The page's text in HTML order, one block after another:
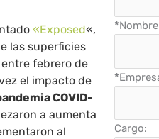
«Exposed«,
las superficies
febrero de
el impacto de
COVID-
a aumenta
al
*
*
Cargo: